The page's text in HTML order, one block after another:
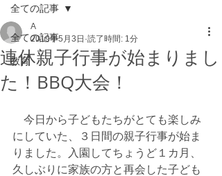
全ての記事
教育
全ての記事
連休親子行事が始まりまし
た！BBQ大会！
A
2019年5月3日 読了時間: 1分
今日から子どもたちがとても楽しみ
にしていた、３日間の親子行事が始ま
りました。入園してちょうど１カ月、
久しぶりに家族の方と再会した子ども